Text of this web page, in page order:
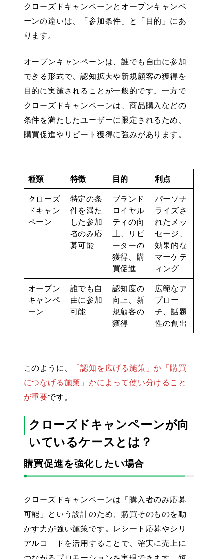
クローズドキャンペーンとオープンキャンペ
ーンの違いは、「参加条件」と「目的」にあ
ります。
オープンキャンペーンは、誰でも自由に参加
できる形式で、認知拡大や新規顧客の獲得を
目的に実施されることが一般的です。一方で
クローズドキャンペーンは、商品購入などの
条件を満たしたユーザーに限定されるため、
購買促進やリピート獲得に強みがあります。
種類 特徴 目的
利点
クローズ
ドキャン
ペーン
特定の条
件を満た
した参加
者のみ応
募可能
ブランド
ロイヤル
ティの向
上、リピ
ーターの
獲得、購
買促進
パーソナ
ライズさ
れたメッ
セージ、
効果的な
マーケテ
ィング
オープン
キャンペ
ーン
誰でも自
由に参加
可能
認知度の
向上、新
規顧客の
獲得
広範なア
プロー
チ、話題
性の創出
このように、
「認知を広げる施策」か「購買
につなげる施策」かによって使い分けること
が重要です。
クローズドキャンペーンが向
いているケースとは？
購買促進を強化したい場合
クローズドキャンペーンは「購入者のみ応募
可能」という設計のため、購買そのものを動
かす力が強い施策です。レシート応募やシリ
アルコードを活用することで、確実に売上に